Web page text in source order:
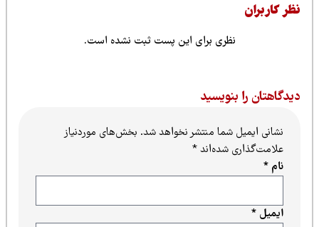
کاربران
نظری برای این پست ثبت نشده است.
را بنویسید
نشانی ایمیل شما منتشر نخواهد شد.بخش‌های موردنیاز
علامت‌گذاری شده‌اند*
ایمیل*